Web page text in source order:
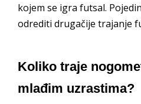
kojem se igra futsal.
odrediti drugačije trajanje
Koliko traje
mlađim uzrastima?